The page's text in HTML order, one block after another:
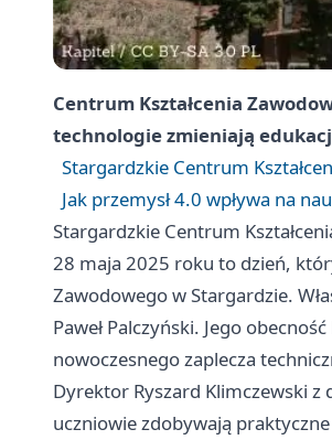
Centrum Kształcenia
technologie zmieniają
Stargardzkie Centrum
Jak przemysł 4.0 wpływa na
Stargardzkie Centrum
28 maja 2025 roku to dzień,
Zawodowego w Stargardzie.
Paweł Palczyński. Jego
nowoczesnego zaplecza
Dyrektor Ryszard Klimczewski
uczniowie zdobywają